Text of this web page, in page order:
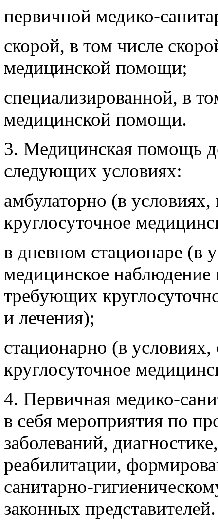
первичной медико-
скорой, в том числе
медицинской помощи;
специализированной, в
медицинской помощи.
3. Медицинская помощь
следующих условиях:
амбулаторно (в
круглосуточное
в дневном стационаре (в
медицинское наблюдение
требующих
и лечения);
стационарно (в
круглосуточное
4. Первичная медико-
в себя мероприятия по
заболеваний,
реабилитации,
санитарно-
законных представителей.